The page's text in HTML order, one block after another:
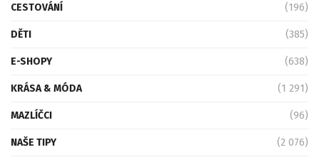
CESTOVÁNÍ (196)
DĚTI (385)
E-SHOPY (638)
KRÁSA & MÓDA (1 291)
MAZLÍČCI (96)
NAŠE TIPY (2 076)